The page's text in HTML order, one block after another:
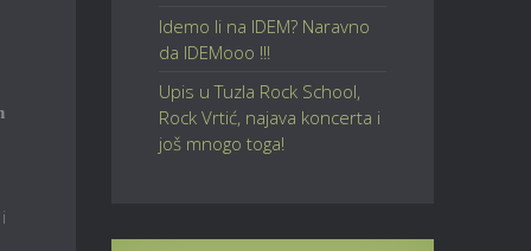
i
Idemo li na IDEM? Naravno
da IDEMooo !!!
Upis u Tuzla Rock School,
Rock Vrtić, najava koncerta i
još mnogo toga!